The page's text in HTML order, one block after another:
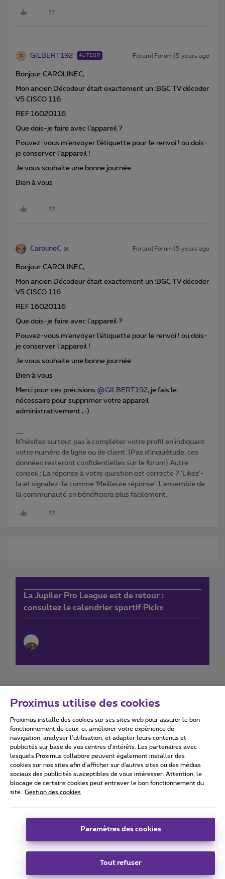
G GILBERT192 AUTEUR Forum|Forum|5 years ago
Bonjour CAROLINEC,
Mon ancien Décodeur était exactement un :BGC TV décoder
V5 CISCO 116
REF 16020116
Que dois-je faire avec l’appareil ?
Pouvez-vous m’envoyer l’étiquette pour le renvoi ! ou dois-
je conserver l’appareil !
Je vous souhaite une bonne journée
Bien à vous
CarolineC Forum|Forum|5 years ago
Bonjour CAROLINEC,
Mon ancien Décodeur était exactement un :BGC TV décoder
V5 CISCO 116
REF 16020116
Que dois-je faire avec l’appareil ?
Pouvez-vous m’envoyer l’étiquette pour le renvoi ! ou dois-
je conserver l’appareil !
Je vous souhaite une bonne journée
Bien à vous
Merci pour ces précisions @GILBERT192, je fais le
nécessaire pour supprimer votre appareil
administrativement ;-)
N'hésitez surtout pas à compléter votre profil en indiquant
votre numéro de ligne ou de client. (Pas d'inquiétude, ces
données resteront confidentielles sur le forum) Autre
conseil : La réponse à votre question est correcte ? ‘Likez’-
la et signalez-la comme ‘Meilleure réponse’. L’ensemble de
la communauté en bénéficiera plus facilement.
La Jupiler Pro League est de retour :
consultez le calendrier sportif Pickx
Conditions d'utilisation Accessibility statement
Tous droits réservés. © 2026 Proximus
Conditions générales, info consommateur
Coordonnées de l’entreprise
Boulevard du Roi Albert II 27 - B-1030 Bruxelles.
Proximus utilise des cookies
Proximus installe des cookies sur ses sites web pour assurer le bon
fonctionnement de ceux-ci, améliorer votre expérience de
navigation, analyser l’utilisation, et adapter leurs contenus et
publicités sur base de vos centres d’intérêts. Les partenaires avec
lesquels Proximus collabore peuvent également installer des
cookies sur nos sites afin d’afficher sur d'autres sites ou des médias
sociaux des publicités susceptibles de vous intéresser. Attention, le
blocage de certains cookies peut entraver le bon fonctionnement du
site.
Gestion des cookies
Paramètres des cookies
Tout refuser